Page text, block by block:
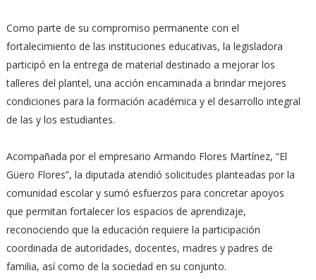
Como parte de su compromiso permanente con el
fortalecimiento de las instituciones educativas, la legisladora
participó en la entrega de material destinado a mejorar los
talleres del plantel, una acción encaminada a brindar mejores
condiciones para la formación académica y el desarrollo integral
de las y los estudiantes.
Acompañada por el empresario Armando Flores Martínez, “El
Güero Flores”, la diputada atendió solicitudes planteadas por la
comunidad escolar y sumó esfuerzos para concretar apoyos
que permitan fortalecer los espacios de aprendizaje,
reconociendo que la educación requiere la participación
coordinada de autoridades, docentes, madres y padres de
familia, así como de la sociedad en su conjunto.